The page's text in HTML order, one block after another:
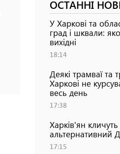
ОСТАННІ
У Харкові та
град і шквали:
вихідні
18:14
Деякі трамваї та
Харкові не
весь день
17:38
Харків'ян кличуть
альтернативний
17:15